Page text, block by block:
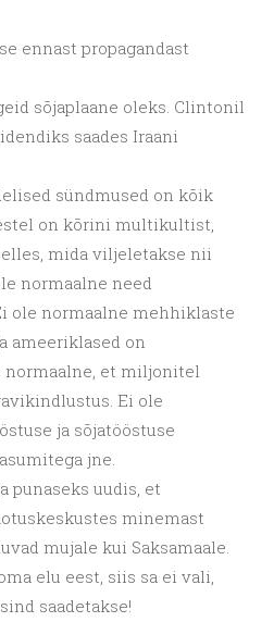
ennast propagandast
sõjaplaane oleks. Clintonil
saades Iraani
sündmused on kõik
on kõrini multikultist,
mida viljeletakse nii
normaalne need
ole normaalne mehhiklaste
ameeriklased on
normaalne, et miljonitel
Ei ole
ja sõjatööstuse
jne.
punaseks uudis, et
minemast
mujale kui Saksamaale.
elu eest, siis sa ei vali,
saadetakse!